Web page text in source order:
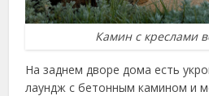
Камин с креслами
На заднем дворе дома есть
лаундж с бетонным камином и